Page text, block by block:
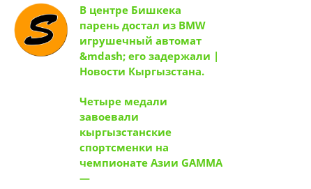
В центре Бишкека
парень достал из BMW
игрушечный автомат
&mdash; его задержали |
Новости Кыргызстана.
Четыре медали
завоевали
кыргызстанские
спортсменки на
чемпионате Азии GAMMA
—